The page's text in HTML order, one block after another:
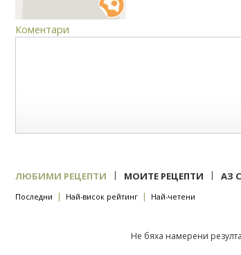
Коментари
ЛЮБИМИ РЕЦЕПТИ | МОИТЕ РЕЦЕПТИ | АЗ
Последни | Най-висок рейтинг | Най-четени
Не бяха намерени